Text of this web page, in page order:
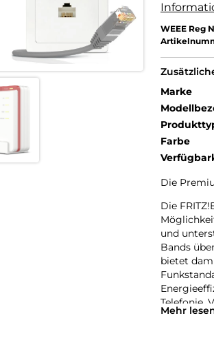
WEEE Reg
Marke
Farbe
Die
Die
und
Bands
bietet
Telefonie,
die
Mehr